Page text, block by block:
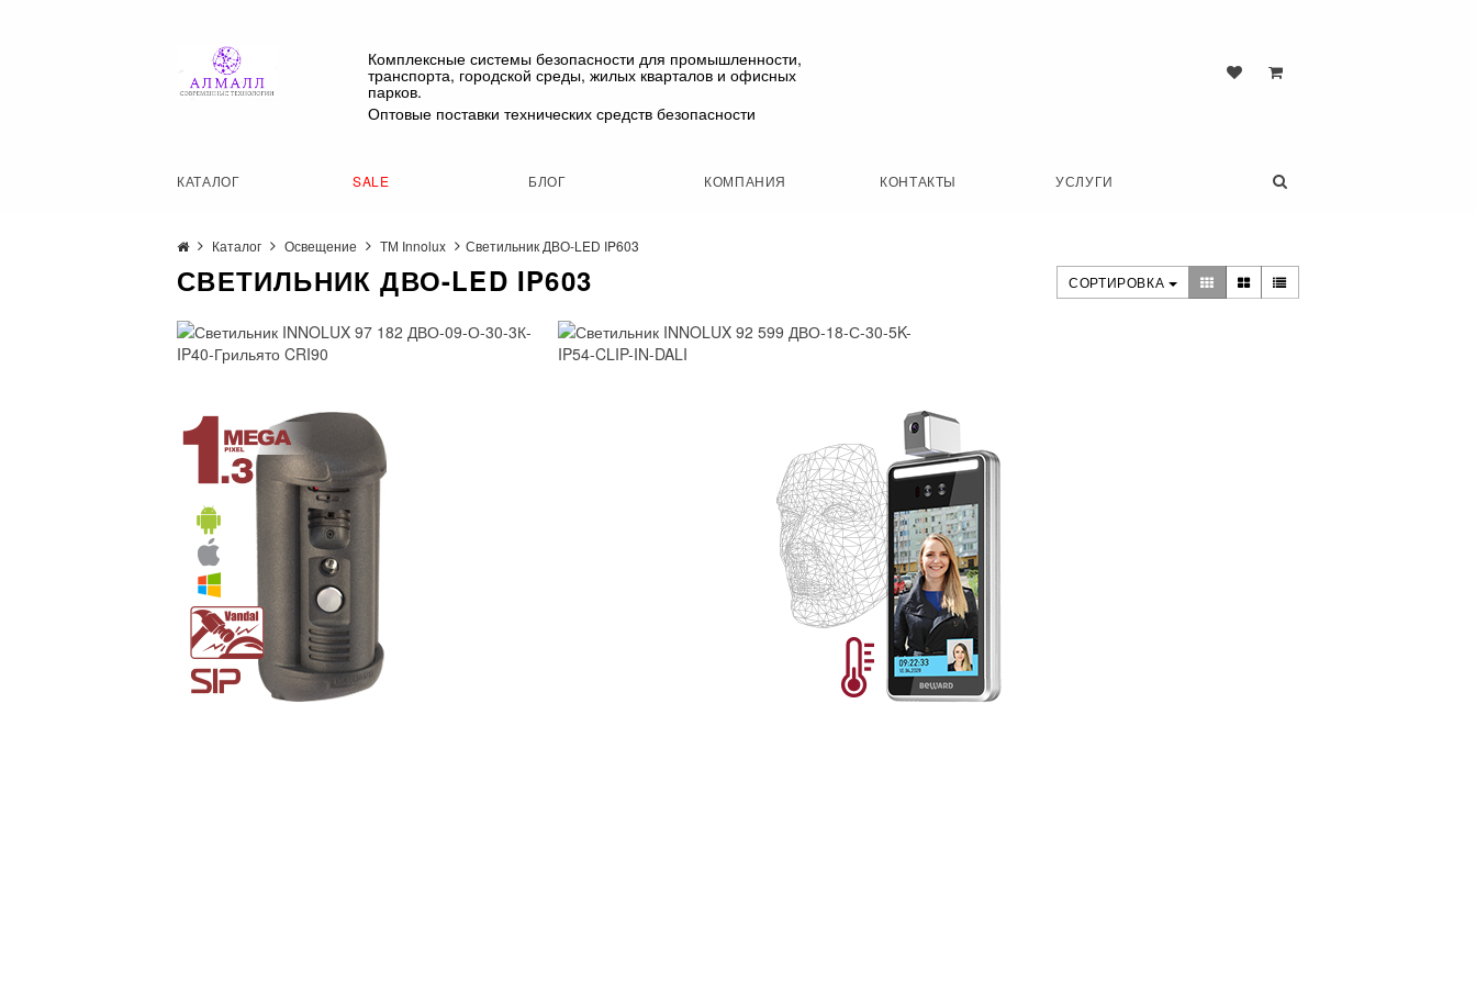
Комплексные системы безопасности для промышленности,
транспорта, городской среды, жилых кварталов и офисных
парков.
Оптовые поставки технических средств безопасности
КАТАЛОГ SALE БЛОГ КОМПАНИЯ КОНТАКТЫ УСЛУГИ
Каталог Освещение ТМ Innolux Светильник ДВО-LED IP603
СВЕТИЛЬНИК ДВО-LED IP603 СОРТИРОВКА